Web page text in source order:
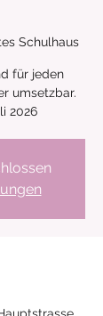
Schulhaus
für jeden
umsetzbar.
Kurs: 22. April - 1. Juli 2026